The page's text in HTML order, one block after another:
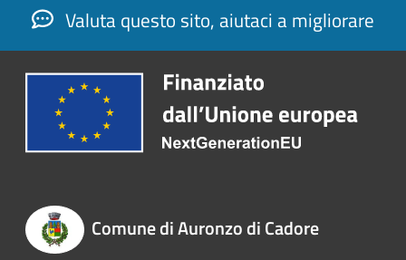
Valuta questo sito, aiutaci a migliorare
Comune di Auronzo di Cadore